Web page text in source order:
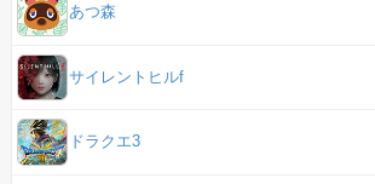
あつ森
サイレントヒルf
ドラクエ3